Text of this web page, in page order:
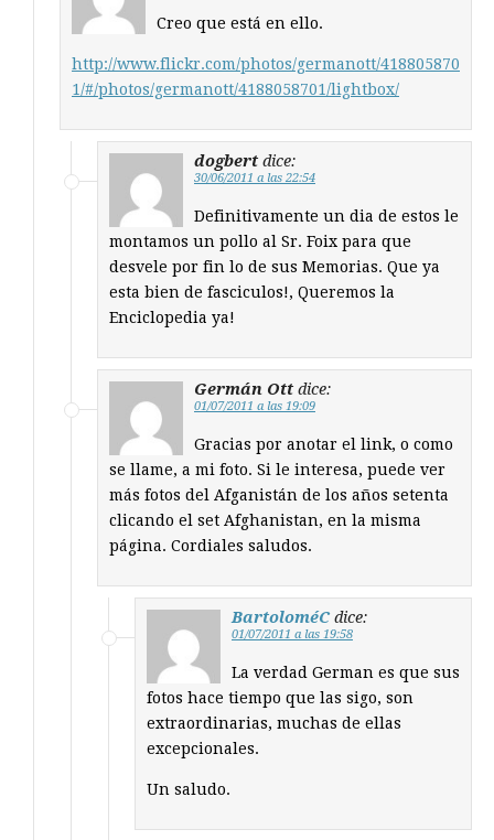
Creo que está en ello.
http://www.flickr.com/photos/germanott/418805870
1/#/photos/germanott/4188058701/lightbox/
dogbert dice:
30/06/2011 a las 22:54
Definitivamente un dia de estos le
montamos un pollo al Sr. Foix para que
desvele por fin lo de sus Memorias. Que ya
esta bien de fasciculos!, Queremos la
Enciclopedia ya!
Germán Ott dice:
01/07/2011 a las 19:09
Gracias por anotar el link, o como
se llame, a mi foto. Si le interesa, puede ver
más fotos del Afganistán de los años setenta
clicando el set Afghanistan, en la misma
página. Cordiales saludos.
BartoloméC dice:
01/07/2011 a las 19:58
La verdad German es que sus
fotos hace tiempo que las sigo, son
extraordinarias, muchas de ellas
excepcionales.
Un saludo.